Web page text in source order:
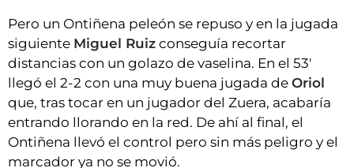
Pero un Ontiñena peleón se repuso y en la jugada
siguiente Miguel Ruiz conseguía recortar
distancias con un golazo de vaselina. En el 53'
llegó el 2-2 con una muy buena jugada de Oriol
que, tras tocar en un jugador del Zuera, acabaría
entrando llorando en la red. De ahí al final, el
Ontiñena llevó el control pero sin más peligro y el
marcador ya no se movió.